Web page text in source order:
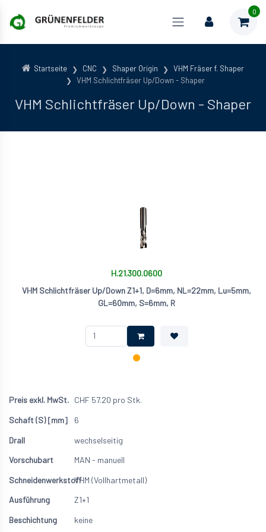
0
Startseite CNC Shaper Origin
VHM Fräser f. Shaper
VHM Schlichtfräser Up/Down - Shaper
VHM Schlichtfräser Up/Down - Shaper
H.21.300.0600
VHM Schlichtfräser Up/Down Z1+1, D=6mm, NL=22mm, Lu=5mm,
GL=60mm, S=6mm, R
CHF 57.20 pro Stk.
6
wechselseitig
MAN - manuell
VHM (Vollhartmetall)
Z1+1
keine